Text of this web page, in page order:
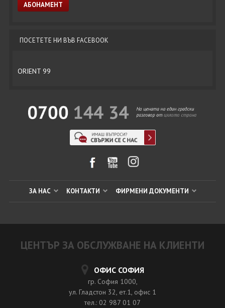
ПОСЕТЕТЕ НИ ВЪВ FACEBOOK
ORIENT 99
ЗА НАС КОНТАКТИ ФИРМЕНИ ДОКУМЕНТИ
ЦЕНТЪР ЗА ОБСЛУЖВАНЕ НА КЛИЕНТИ
ОФИС СОФИЯ
гр. София 1000,
ул. Гладстон 32, ет.1, офис 1
тел.: 02 987 01 07